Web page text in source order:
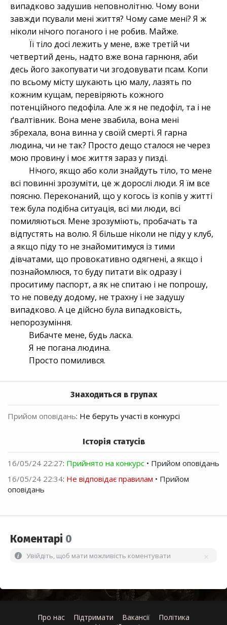
випадково задушив неповнолітню. Чому вони
завжди псували мені життя? Чому саме мені? Я ж
ніколи нічого поганого і не робив. Майже.
Її тіло досі лежить у мене, вже третій чи
четвертий день, надто вже вона гарнюня, аби
десь його закопувати чи згодовувати псам. Копи
по всьому місту шукають цю малу, лазять по
кожним кущам, перевіряють кожного
потенційного педофіла. Але ж я не педофіл, та і не
ґвалтівник. Вона мене звабила, вона мені
збрехала, вона винна у своїй смерті. Я гарна
людина, чи не так? Просто дещо сталося не через
мою провину і моє життя зараз у пизді.
Нічого, якщо або коли знайдуть тіло, то мене
всі повинні зрозуміти, це ж дорослі люди. Я їм все
поясню. Переконаний, що у когось із копів у житті
теж була подібна ситуація, всі ми люди, всі
помиляються. Мене зрозуміють, пробачать та
відпустять на волю. Я більше ніколи не піду у клуб,
а якщо піду то не знайомитимуся із тими
дівчатами, що провокативно одягнені, а якщо і
познайомлюся, то буду питати вік одразу і
проситиму паспорт, а як не спитаю і не попрошу,
то не поведу додому, не трахну і не задушу
випадково. А це дійсно була випадковість,
непорозуміння.
Вибачте мене, будь ласка.
Я не погана людина.
Просто помилився.
Знаходиться в групах
Прийом оповідань: Не беруть участі в конкурсі
Історія статусів
16/05/24 22:27: Прийнято на конкурс • Прийом оповідань
16/05/24 22:34: Не відповідає правилам • Прийом
оповідань
Коментарі 0
Увійдіть, щоб мати можливість коментувати
Про нас Підтримати Вакансії
Політика